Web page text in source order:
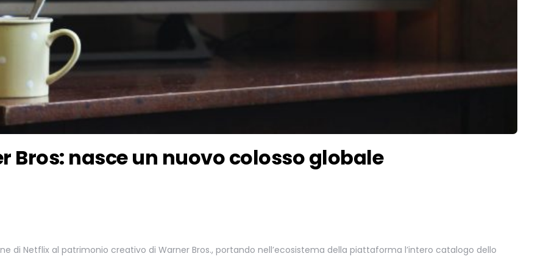
Bros: nasce un nuovo colosso globale
di Netflix al patrimonio creativo di Warner Bros., portando nell’ecosistema della piattaforma l’intero catalogo dello